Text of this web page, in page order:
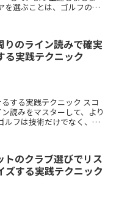
を選ぶことは、ゴルフのパ
りのライン読みで確実
る実践テクニック
する実践テクニック スコ
読みをマスターして、より
ルフは技術だけでなく、戦
トのクラブ選びでリス
ズする実践テクニック